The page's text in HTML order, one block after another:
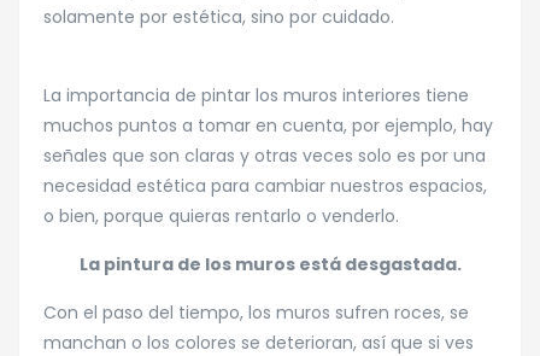
solamente por estética, sino por cuidado.
La importancia de pintar los muros interiores tiene
muchos puntos a tomar en cuenta, por ejemplo, hay
señales que son claras y otras veces solo es por una
necesidad estética para cambiar nuestros espacios,
o bien, porque quieras rentarlo o venderlo.
La pintura de los muros está desgastada.
Con el paso del tiempo, los muros sufren roces, se
manchan o los colores se deterioran, así que si ves